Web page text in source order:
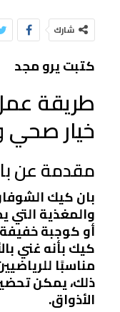
شارك
كتبت يرو مجد
طريقة
خيار صحي
مقدمة عن
بان كيك
والمغذية التي
أو كوجبة
كيك بأنه غني
مناسبًا
ذلك، يمكن
الأذواق.